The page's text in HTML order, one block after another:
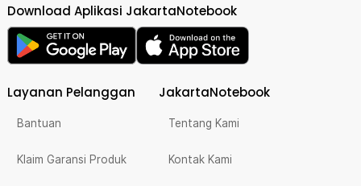
Download Aplikasi JakartaNotebook
Layanan Pelanggan
Bantuan
Klaim Garansi Produk
JakartaNotebook
Tentang Kami
Kontak Kami